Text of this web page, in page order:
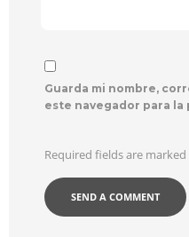
Guarda mi nombre,
este navegador para la
Required fields are marked